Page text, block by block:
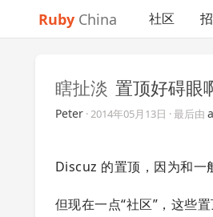
Ruby China 社区
瞎扯淡 置顶好碍眼
Peter ·2014年05月13日 · 最后由
Discuz 的置顶，因为和一
但现在一点“社区”，这些